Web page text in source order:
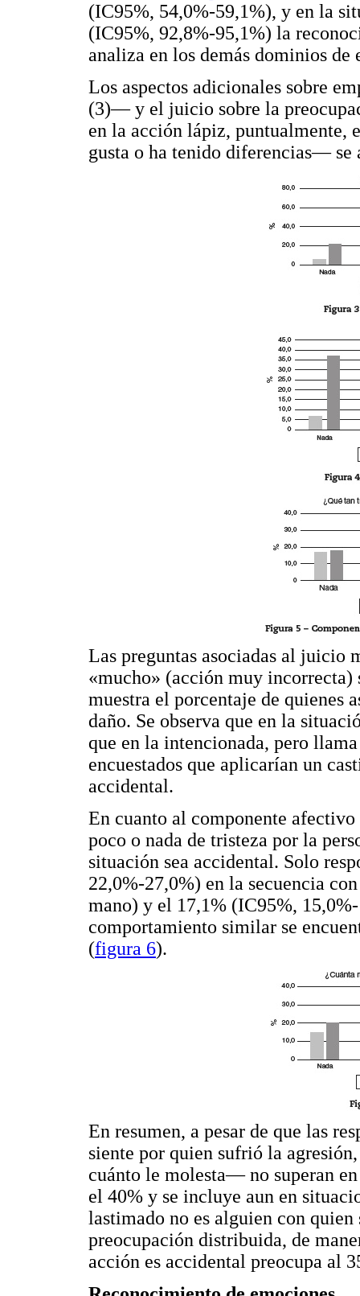
(IC95%, 54,0%-59,1%), y en la
(IC95%, 92,8%-95,1%) la
analiza en los demás dominios de
Los aspectos adicionales sobre
(3)— y el juicio sobre la
en la acción lápiz, puntualmente,
gusta o ha tenido diferencias— se
Las preguntas asociadas al juicio
«mucho» (acción muy incorrecta)
muestra el porcentaje de quienes
daño. Se observa que en la
que en la intencionada, pero
encuestados que aplicarían un
accidental.
En cuanto al componente
poco o nada de tristeza por la
situación sea accidental. Solo
22,0%-27,0%) en la secuencia
mano) y el 17,1% (IC95%,
comportamiento similar se
(figura 6).
En resumen, a pesar de que las
siente por quien sufrió la
cuánto le molesta— no superan
el 40% y se incluye aun en
lastimado no es alguien con quien
preocupación distribuida, de
acción es accidental preocupa al